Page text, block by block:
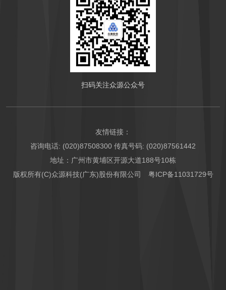
扫码关注众源公众号
友情链接：
咨询电话: (020)87508300 传真号码: (020)87561442
地址：广州市黄埔区开源大道188号10栋
版权所有(C)众源科技(广东)股份有限公司 粤ICP备11031729号